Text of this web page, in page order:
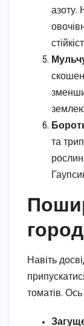
азоту.
та
Навіть
томатів. Ось